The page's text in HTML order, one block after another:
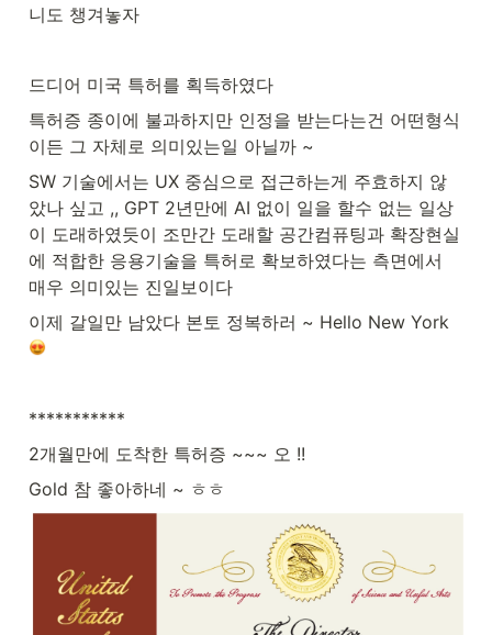
니도 챙겨놓자
드디어 미국 특허를 획득하였다
특허증 종이에 불과하지만 인정을 받는다는건 어떤형식
이든 그 자체로 의미있는일 아닐까 ~
SW 기술에서는 UX 중심으로 접근하는게 주효하지 않
았나 싶고 ,, GPT 2년만에 AI 없이 일을 할수 없는 일상
이 도래하였듯이 조만간 도래할 공간컴퓨팅과 확장현실
에 적합한 응용기술을 특허로 확보하였다는 측면에서
매우 의미있는 진일보이다
이제 갈일만 남았다 본토 정복하러 ~ Hello New York
***********
2개월만에 도착한 특허증 ~~~ 오 !!
Gold 참 좋아하네 ~ ㅎㅎ